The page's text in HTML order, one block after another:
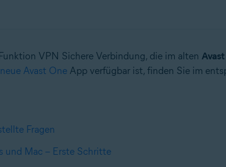
VPN Sichere Verbindung, die im alten
neue Avast OneApp verfügbar ist, finden Sie im
Fragen
und Mac – Erste Schritte